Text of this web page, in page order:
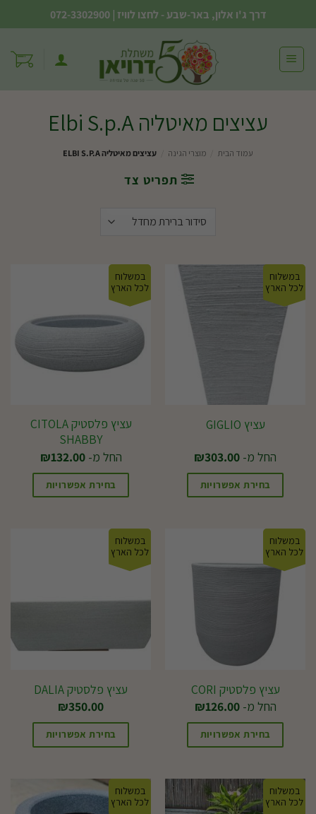
to
content
דרך ג'ו אלון, באר-שבע - לחצו לוויז |
072-3302900
עציצים מאיטליה Elbi S.p.A
עמוד הבית מוצרי הגינה עציצים מאיטליה ELBI S.P.A
תפריט צד
במשלוח
לכל הארץ
עציץ GIGLIO
החל מ-
₪303.00
בחירת אפשרויות
מספר
האפשרויות
בעמוד
המוצר
במשלוח
לכל הארץ
עציץ פלסטיק CITOLA
SHABBY
החל מ-
₪132.00
בחירת אפשרויות
ניתן
בעמוד
המוצר
במשלוח
לכל הארץ
עציץ פלסטיק CORI
החל מ-
₪126.00
בחירת אפשרויות
זה
יש
במשלוח
לכל הארץ
עציץ פלסטיק DALIA
₪350.00
בחירת אפשרויות
יש
במשלוח
לכל הארץ
במשלוח
לכל הארץ